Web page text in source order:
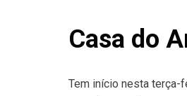
Casa do
Tem início nesta terça-